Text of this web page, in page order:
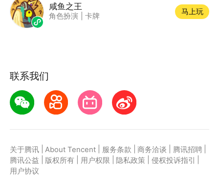
咸鱼之王
角色扮演 卡牌
马上玩
联系我们
关于腾讯 About Tencent 服务条款 商务洽谈 腾讯招聘
腾讯公益
版权所有 用户权限 隐私政策 侵权投诉指引
用户协议